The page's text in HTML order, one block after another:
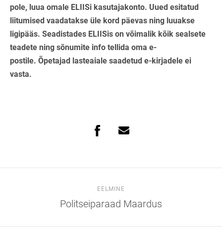
pole, luua omale ELIISi kasutajakonto. Uued esitatud
liitumised vaadatakse üle kord päevas ning luuakse
ligipääs. Seadistades ELIISis on võimalik kõik sealsete
teadete ning sõnumite info tellida oma e-
postile. Õpetajad lasteaiale saadetud e-kirjadele ei
vasta.
EELMINE
Politseiparaad Maardus